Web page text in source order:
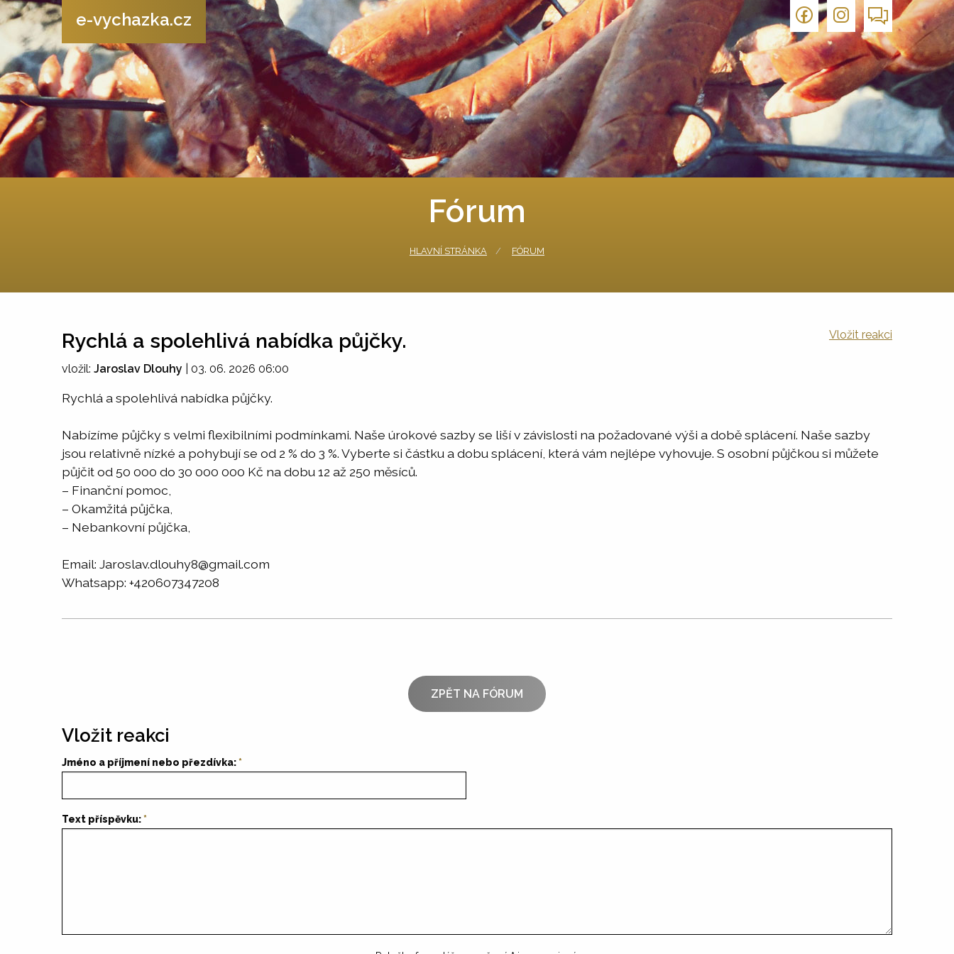
e-vychazka.cz
Fórum
HLAVNÍ STRÁNKA FÓRUM
Rychlá a spolehlivá nabídka půjčky. Vložit reakci
vložil: Jaroslav Dlouhy 03. 06. 2026 06:00
Rychlá a spolehlivá nabídka půjčky.
Nabízíme půjčky s velmi flexibilními podmínkami. Naše úrokové sazby se liší v závislosti na požadované výši a době splácení. Naše sazby
jsou relativně nízké a pohybují se od 2 % do 3 %. Vyberte si částku a dobu splácení, která vám nejlépe vyhovuje. S osobní půjčkou si můžete
půjčit od 50 000 do 30 000 000 Kč na dobu 12 až 250 měsíců.
– Finanční pomoc,
– Okamžitá půjčka,
– Nebankovní půjčka,
Email: Jaroslav.dlouhy8@gmail.com
Whatsapp: +420607347208
ZPĚT NA FÓRUM
Vložit reakci
Jméno a příjmení nebo přezdívka:
Text příspěvku: